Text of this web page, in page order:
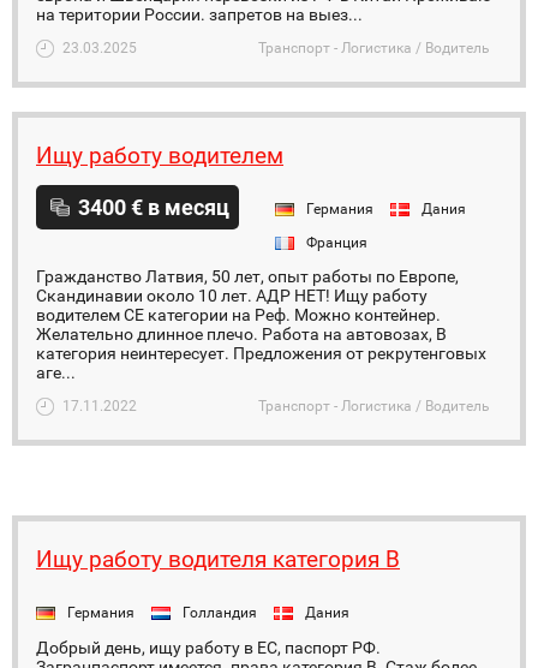
на територии России. запретов на выез...
23.03.2025 Транспорт - Логистика / Водитель
Ищу работу водителем
3400 € в месяц Германия
Дания
Франция
Гражданство Латвия, 50 лет, опыт работы по Европе,
Скандинавии около 10 лет. АДР НЕТ! Ищу работу
водителем CE категории на Реф. Можно контейнер.
Желательно длинное плечо. Работа на автовозах, B
категория неинтересует. Предложения от рекрутенговых
аге...
17.11.2022 Транспорт - Логистика / Водитель
Ищу работу водителя категория B
Германия Голландия Дания
Добрый день, ищу работу в ЕС, паспорт РФ.